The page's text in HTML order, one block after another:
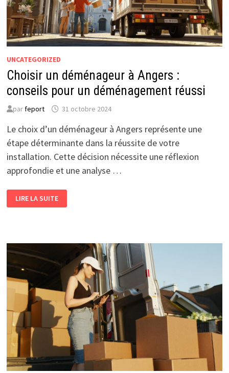
UNCATEGORIZED
Choisir un déménageur à Angers :
conseils pour un déménagement réussi
parfeport 31 octobre 2024
Le choix d’un déménageur à Angers représente une
étape déterminante dans la réussite de votre
installation. Cette décision nécessite une réflexion
approfondie et une analyse …
CHOISIR
UN
DÉMÉNAGEUR
POUR
UN
DÉMÉNAGEMENT
RÉUSSI
LIRE LA SUITE